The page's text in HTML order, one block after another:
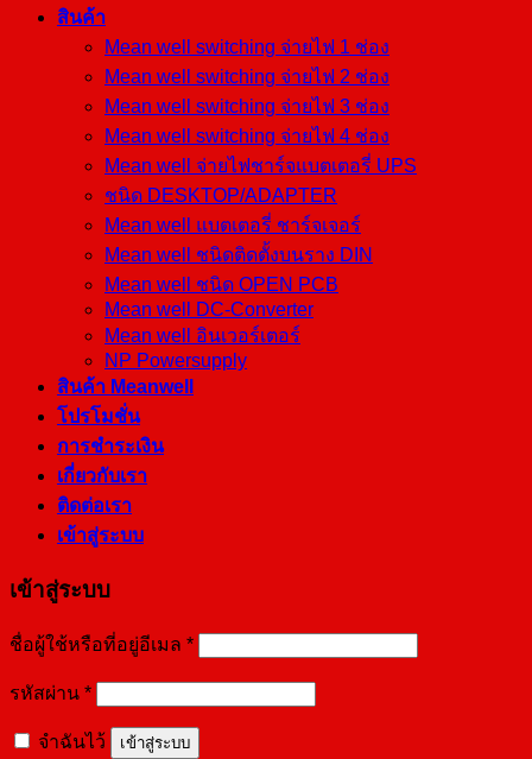
สินค้า
Mean well switching จ่ายไฟ 1 ช่อง
Mean well switching จ่ายไฟ 2 ช่อง
Mean well switching จ่ายไฟ 3 ช่อง
Mean well switching จ่ายไฟ 4 ช่อง
Mean well จ่ายไฟชาร์จแบตเตอรี่ UPS
ชนิด DESKTOP/ADAPTER
Mean well แบตเตอรี่ ชาร์จเจอร์
Mean well ชนิดติดตั้งบนราง DIN
Mean well ชนิด OPEN PCB
Mean well DC-Converter
Mean well อินเวอร์เตอร์
NP Powersupply
สินค้า Meanwell
โปรโมชั่น
การชำระเงิน
เกี่ยวกับเรา
ติดต่อเรา
เข้าสู่ระบบ
เข้าสู่ระบบ
ชื่อผู้ใช้หรือที่อยู่อีเมล *
รหัสผ่าน *
จำฉันไว้ เข้าสู่ระบบ